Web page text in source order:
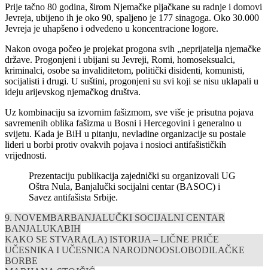
Prije tačno 80 godina, širom Njemačke pljačkane su radnje i domovi
Jevreja, ubijeno ih je oko 90, spaljeno je 177 sinagoga. Oko 30.000
Jevreja je uhapšeno i odvedeno u koncentracione logore.
Nakon ovoga počeo je projekat progona svih „neprijatelja njemačke
države. Progonjeni i ubijani su Jevreji, Romi, homoseksualci,
kriminalci, osobe sa invaliditetom, politički disidenti, komunisti,
socijalisti i drugi. U suštini, progonjeni su svi koji se nisu uklapali u
ideju arijevskog njemačkog društva.
Uz kombinaciju sa izvornim fašizmom, sve više je prisutna pojava
savremenih oblika fašizma u Bosni i Hercegovini i generalno u
svijetu. Kada je BiH u pitanju, nevladine organizacije su postale
lideri u borbi protiv ovakvih pojava i nosioci antifašističkih
vrijednosti.
Prezentaciju publikacija zajednički su organizovali UG
Oštra Nula, Banjalučki socijalni centar (BASOC) i
Savez antifašista Srbije.
9. NOVEMBARBANJALUČKI SOCIJALNI CENTAR
BANJALUKABIH
KAKO SE STVARA(LA) ISTORIJA – LIČNE PRIČE
UČESNIKA I UČESNICA NARODNOOSLOBODILAČKE
BORBE